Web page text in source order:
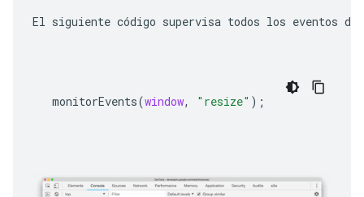
El siguiente código supervisa todos los eventos de
monitorEvents(window, "resize" );